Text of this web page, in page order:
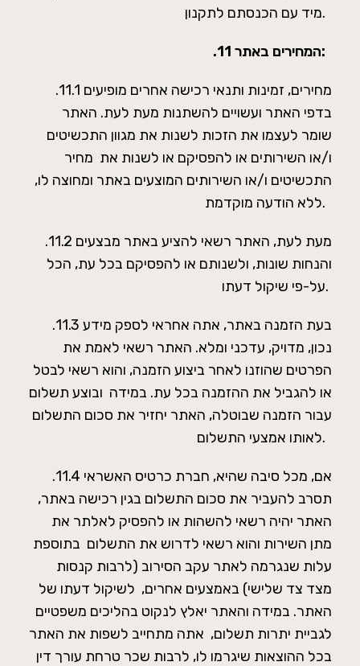
מיד עם הכנסתם לתקנון.
.11 המחירים באתר:
.11.1 מחירים, זמינות ותנאי רכישה אחרים מופיעים
בדפי האתר ועשויים להשתנות מעת לעת. האתר
שומר לעצמו את הזכות לשנות את מגוון התכשיטים
ו/או השירותים או להפסיקם או לשנות את מחיר
התכשיטים ו/או השירותים המוצעים באתר ומחוצה לו,
ללא הודעה מוקדמת.
.11.2 מעת לעת, האתר רשאי להציע באתר מבצעים
והנחות שונות, ולשנותם או להפסיקם בכל עת, הכל
על-פי שיקול דעתו.
.11.3 בעת הזמנה באתר, אתה אחראי לספק מידע
נכון, מדויק, עדכני ומלא. האתר רשאי לאמת את
הפרטים שהוזנו לאחר ביצוע הזמנה, והוא רשאי לבטל
או להגביל את ההזמנה בכל עת. במידה ובוצע תשלום
עבור הזמנה שבוטלה, האתר יחזיר את סכום התשלום
לאותו אמצעי התשלום.
.11.4 אם, מכל סיבה שהיא, חברת כרטיס האשראי
תסרב להעביר את סכום התשלום בגין רכישה באתר,
האתר יהיה רשאי להשהות או להפסיק לאלתר את
מתן השירות והוא רשאי לדרוש את התשלום בתוספת
עלות שנגרמה לאתר עקב הסירוב (לרבות קנסות
מצד צד שלישי) באמצעים אחרים, לשיקול דעתו של
האתר. במידה והאתר יאלץ לנקוט בהליכים משפטיים
לגביית יתרות תשלום, אתה מתחייב לשפות את האתר
בכל ההוצאות שיגרמו לו, לרבות שכר טרחת עורך דין